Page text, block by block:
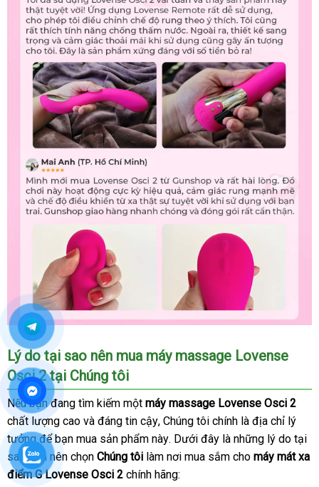
Lý do tại sao nên mua máy massage Lovense
Osci 2 tại Chúng tôi
địa
chỉ
Nếu bạn đang tìm kiếm một máy massage Lovense Osci 2
chất lượng cao hàng
Hiệu
và đáng tin cậythanh
lý
, Chúng tôi chính là địa chỉ lý
tưởngHàn
Quốc
để bạn mua sản phẩm nàytrung
tâm
. Dưới đây là Úc
những lý do tại
sao bạn nên chọn Chúng tôi làm nơi mua sắm cho máy mát xa
điểm G Lovense Osci 2 chính hãng: